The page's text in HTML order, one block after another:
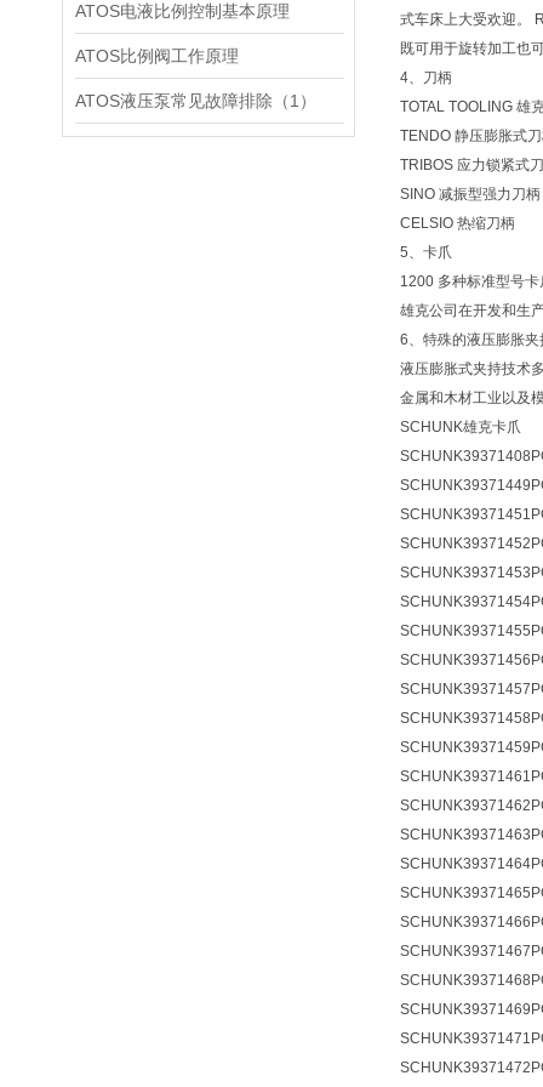
ATOS电液比例控制基本原理
ATOS比例阀工作原理
ATOS液压泵常见故障排除（1）
式车床上大受欢迎。
既可用于旋转加工也
4、刀柄
TOTAL TOOLING 雄
TENDO 静压膨胀式
TRIBOS 应力锁紧式
SINO 减振型强力刀柄
CELSIO 热缩刀柄
5、卡爪
1200 多种标准型号
雄克公司在开发和生
6、特殊的液压膨胀夹
液压膨胀式夹持技术
金属和木材工业以及
SCHUNK雄克卡爪